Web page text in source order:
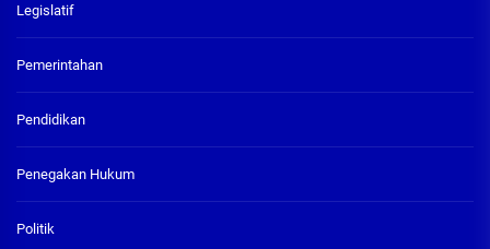
Legislatif
Pemerintahan
Pendidikan
Penegakan Hukum
Politik